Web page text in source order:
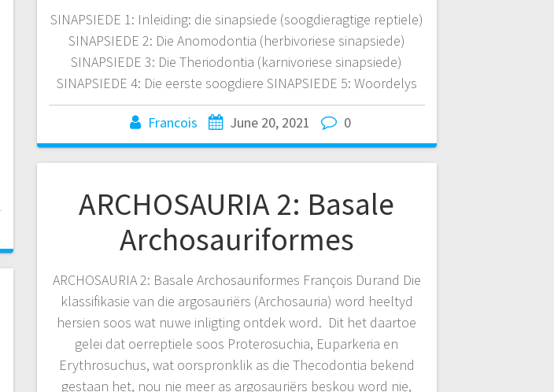
SINAPSIEDE 1: Inleiding: die sinapsiede (soogdieragtige reptiele)
SINAPSIEDE 2: Die Anomodontia (herbivoriese sinapsiede)
SINAPSIEDE 3: Die Theriodontia (karnivoriese sinapsiede)
SINAPSIEDE 4: Die eerste soogdiere SINAPSIEDE 5: Woordelys
Francois June 20, 2021 0
ARCHOSAURIA 2: Basale
Archosauriformes
ARCHOSAURIA 2: Basale Archosauriformes François Durand Die
klassifikasie van die argosauriërs (Archosauria) word heeltyd
hersien soos wat nuwe inligting ontdek word. Dit het daartoe
gelei dat oerreptiele soos Proterosuchia, Euparkeria en
Erythrosuchus, wat oorspronklik as die Thecodontia bekend
gestaan het, nou nie meer as argosauriërs beskou word nie,